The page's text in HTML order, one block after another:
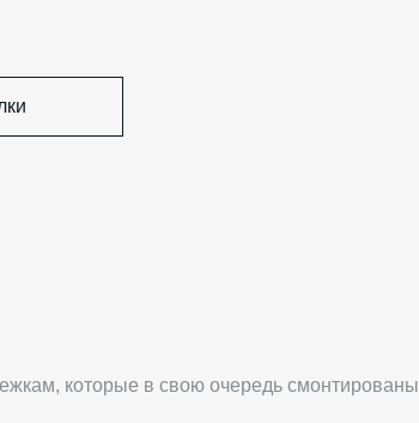
которые в свою очередь смонтированы